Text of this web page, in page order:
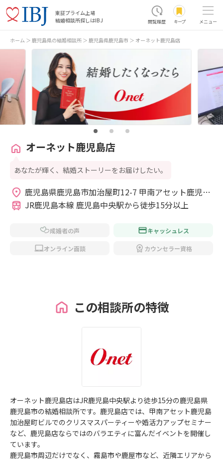
東証プライム上場
結婚相談所探しはIBJ
閲覧履歴 キープ メニュー
ホーム 鹿児島県の結婚相談所 鹿児島県鹿児島市 オーネット鹿児島店
オーネット鹿児島店
あなたが輝く、結婚ストーリーをお届けしたい。
鹿児島県鹿児島市加治屋町12-7 甲南アセット鹿児島
加治屋町ビル3階
JR鹿児島本線 鹿児島中央駅から徒歩15分以上
成婚者の声 キャッシュレス
オンライン面談 カウンセラー資格
この相談所の特徴
オーネット鹿児島店はJR鹿児島中央駅より徒歩15分の鹿児島県
鹿児島市の結婚相談所です。鹿児島店では、甲南アセット鹿児島
加治屋町ビルでのクリスマスパーティーや婚活力アップセミナー
など、鹿児島店ならではのバラエティに富んだイベントを開催し
ています。
鹿児島市周辺だけでなく、霧島市や鹿屋市など、近隣エリアから